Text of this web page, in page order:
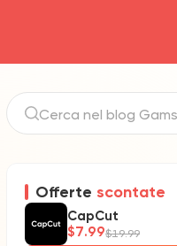
Offerte scontate
CapCut
$7.99$19.99